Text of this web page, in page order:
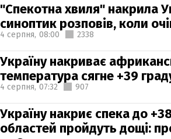
"Спекотна хвиля" накрила
синоптик розповів, коли
4 серпня, 08:00 2338
Україну накриває
температура сягне +39
4 серпня, 07:32 907
Україну накриє спека до
областей пройдуть дощі: